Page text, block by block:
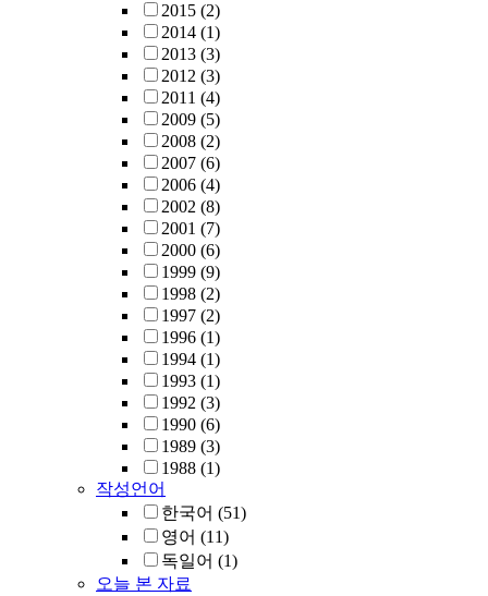
2015 (2)
2014 (1)
2013 (3)
2012 (3)
2011 (4)
2009 (5)
2008 (2)
2007 (6)
2006 (4)
2002 (8)
2001 (7)
2000 (6)
1999 (9)
1998 (2)
1997 (2)
1996 (1)
1994 (1)
1993 (1)
1992 (3)
1990 (6)
1989 (3)
1988 (1)
작성언어
한국어 (51)
영어 (11)
독일어 (1)
오늘 본 자료